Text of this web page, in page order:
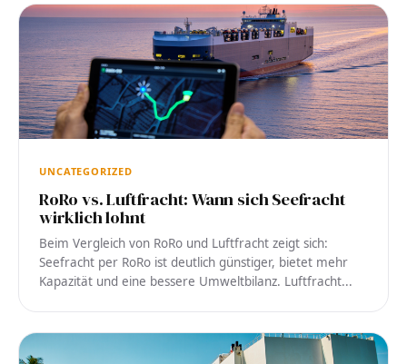
UNCATEGORIZED
RoRo vs. Luftfracht: Wann sich Seefracht
wirklich lohnt
Beim Vergleich von RoRo und Luftfracht zeigt sich:
Seefracht per RoRo ist deutlich günstiger, bietet mehr
Kapazität und eine bessere Umweltbilanz. Luftfracht...